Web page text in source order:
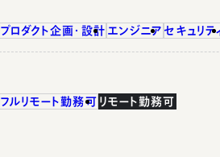
プロダクト企画・設計 エンジニア セキュリテ
フルリモート勤務可 リモート勤務可